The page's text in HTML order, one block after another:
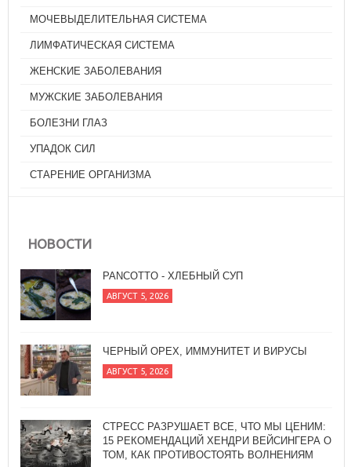
МОЧЕВЫДЕЛИТЕЛЬНАЯ СИСТЕМА
ЛИМФАТИЧЕСКАЯ СИСТЕМА
ЖЕНСКИЕ ЗАБОЛЕВАНИЯ
МУЖСКИЕ ЗАБОЛЕВАНИЯ
БОЛЕЗНИ ГЛАЗ
УПАДОК СИЛ
СТАРЕНИЕ ОРГАНИЗМА
НОВОСТИ
PANCOTTO - ХЛЕБНЫЙ СУП
АВГУСТ 5, 2026
ЧЕРНЫЙ ОРЕХ, ИММУНИТЕТ И ВИРУСЫ
АВГУСТ 5, 2026
СТРЕСС РАЗРУШАЕТ ВСЕ, ЧТО МЫ ЦЕНИМ:
15 РЕКОМЕНДАЦИЙ ХЕНДРИ ВЕЙСИНГЕРА О
ТОМ, КАК ПРОТИВОСТОЯТЬ ВОЛНЕНИЯМ